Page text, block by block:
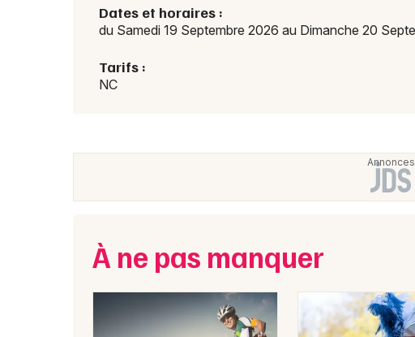
Dates et horaires :
du Samedi 19 Septembre 2026 au Dimanche 20
Tarifs :
NC
À ne pas manquer